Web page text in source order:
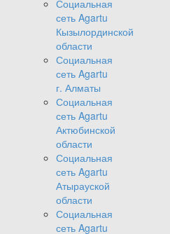
Социальная
сеть Agartu
Кызылординской
области
Социальная
сеть Agartu
г. Алматы
Социальная
сеть Agartu
Актюбинской
области
Социальная
сеть Agartu
Атырауской
области
Социальная
сеть Agartu